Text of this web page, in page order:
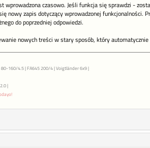
wprowadzona czasowo. Jeśli funkcja się sprawdzi -
nowy zapis dotyczący wprowadzonej funkcjonalności.
do poprzedniej odpowiedzi.
nowych treści w stary sposób, który automatycznie
160/4.5 | FA645 200/4 | Voigtländer 6x9 |
|